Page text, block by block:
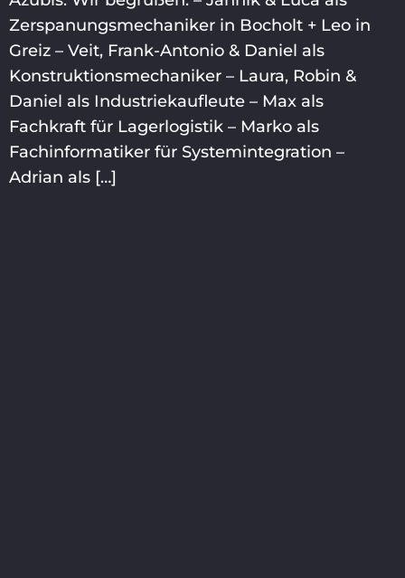
Zerspanungsmechaniker in Bocholt + Leo in
Greiz – Veit, Frank-Antonio & Daniel als
Konstruktionsmechaniker – Laura, Robin &
Daniel als Industriekaufleute – Max als
Fachkraft für Lagerlogistik – Marko als
Fachinformatiker für Systemintegration –
Adrian als […]